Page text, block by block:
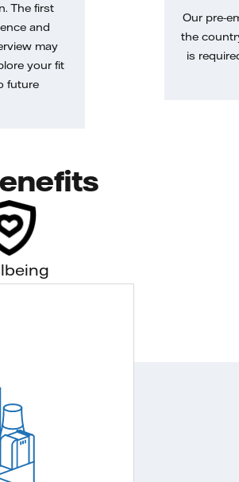
The first
and
may
your fit
future
Our pre-
the
is